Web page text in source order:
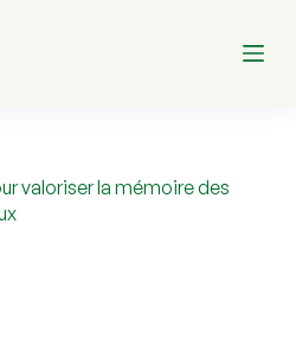
valoriser la mémoire des